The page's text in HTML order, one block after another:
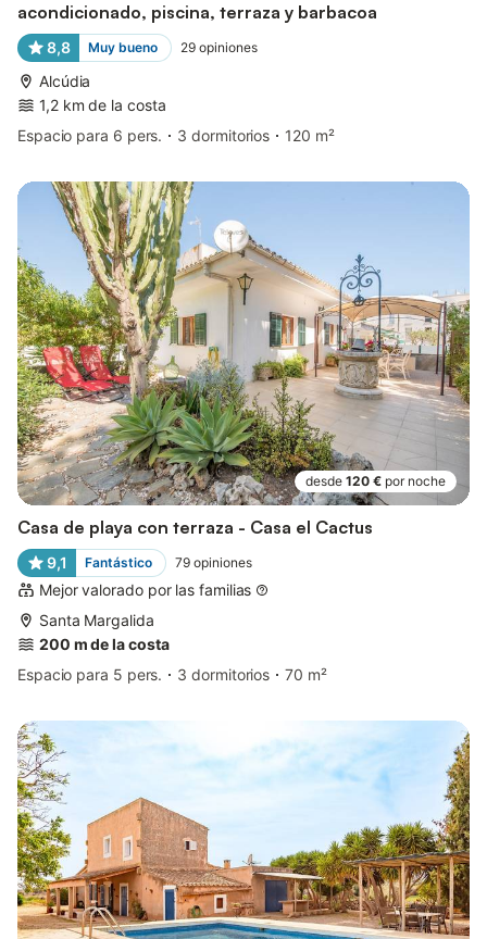
acondicionado, piscina, terraza y barbacoa
8,8 Muy bueno 29 opiniones
Alcúdia
1,2 km de la costa
Espacio para 6 pers.
3 dormitorios 120 m²
desde 120 € por noche
Casa de playa con terraza - Casa el Cactus
9,1 Fantástico 79 opiniones
Mejor valorado por las familias
Santa Margalida
200 m de la costa
Espacio para 5 pers.
3 dormitorios 70 m²